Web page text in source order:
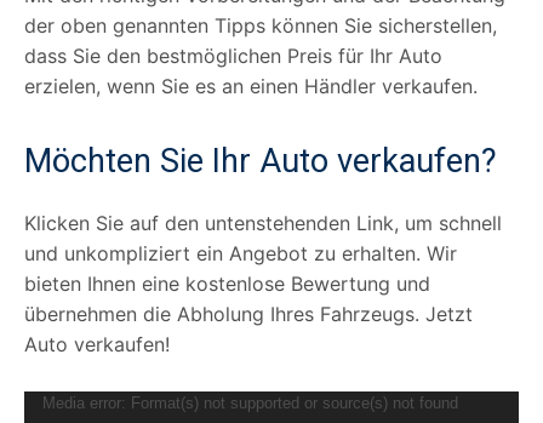
der oben genannten Tipps können Sie sicherstellen,
dass Sie den bestmöglichen Preis für Ihr Auto
erzielen, wenn Sie es an einen Händler verkaufen.
Möchten Sie Ihr Auto verkaufen?
Klicken Sie auf den untenstehenden Link, um schnell
und unkompliziert ein Angebot zu erhalten. Wir
bieten Ihnen eine kostenlose Bewertung und
übernehmen die Abholung Ihres Fahrzeugs. Jetzt
Auto verkaufen!
Media error: Format(s) not supported or source(s) not found